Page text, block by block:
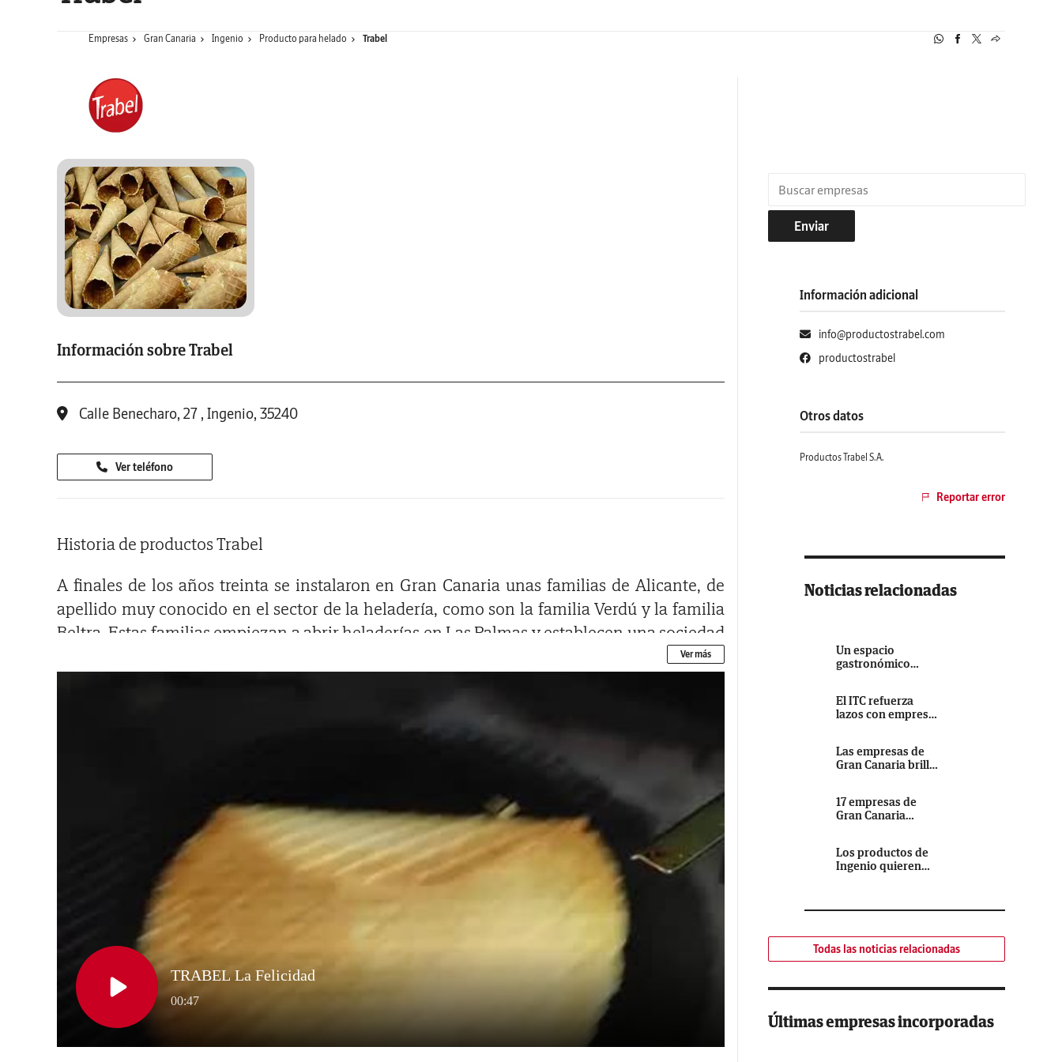
Empresas Gran Canaria Ingenio Producto para helado Trabel
Información sobre Trabel
Calle Benecharo, 27 , Ingenio, 35240
Ver teléfono
Historia de productos Trabel
A finales de los años treinta se instalaron en Gran Canaria unas familias de Alicante, de
apellido muy conocido en el sector de la heladería, como son la familia Verdú y la familia
Beltra. Estas familias empiezan a abrir heladerías en Las Palmas y establecen una sociedad
para montar una pequeña fabrica de conos (cucuruchos) que surtiera a todas las
heladerías, ese es el nacimiento de TRABEL, aunque todavía no fuera ese su nombre.
Al principio solo se hacían modelos de conos pequeños para luego pasar a hacer algún
modelo de galleta, siempre para los helados. Con el tiempo empezó su andadura con la
producción de turrón, haciendo helado de turrón y poco tiempo después hacían toda la
La primera industria estuvo en calle La Naval, luego se amplió y traslado a Muelle Las
Palmas donde tenían una heladería y fabricaban algunos conos. Debido a la demanda y el
buen funcionamiento del negocio decidieron trasladarse de nuevo y montaron la industria
en la calle Diaz Casanova numero 27, siendo la primera industria que se montó en esa zona
industrial de Las Torres. La primera y única industria totalmente canaria que a día de hoy
fabrica conos en las islas.
En esos años la propiedad de la familia Beltra (de ahí proviene el nombre TRABEL), paso a
la familia Beneyto Bornai. Donde continuo creciendo realizando mas modelos de conos e
invirtiendo en una maquina semiautomática para un mayor rendimiento y productividad
Ver más
Enviar
Información adicional
info@productostrabel.com
productostrabel
Otros datos
Productos Trabel S.A.
Reportar error
Noticias relacionadas
Un espacio
gastronómico
Futuro
El ITC refuerza
lazos con empresas
impulsar el
desarrollo del
Las empresas de
Gran Canaria brillan
17 empresas de
Gran Canaria
Barcelona
Los productos de
Ingenio quieren
Todas las noticias relacionadas
Últimas empresas incorporadas